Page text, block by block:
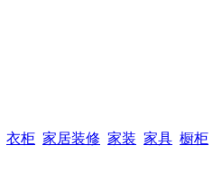
衣柜 家居装修 家装 家具 橱柜